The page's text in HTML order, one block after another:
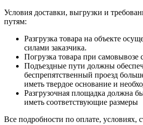
Условия доставки, выгрузки и
путям:
Разгрузка товара на объекте
силами заказчика.
Погрузка товара при самовывозе
Подъездные пути должны
беспрепятственный проезд
иметь твердое основание и
Разгрузочная площадка должна
иметь соответствующие размеры
Все подробности по оплате, условиях,